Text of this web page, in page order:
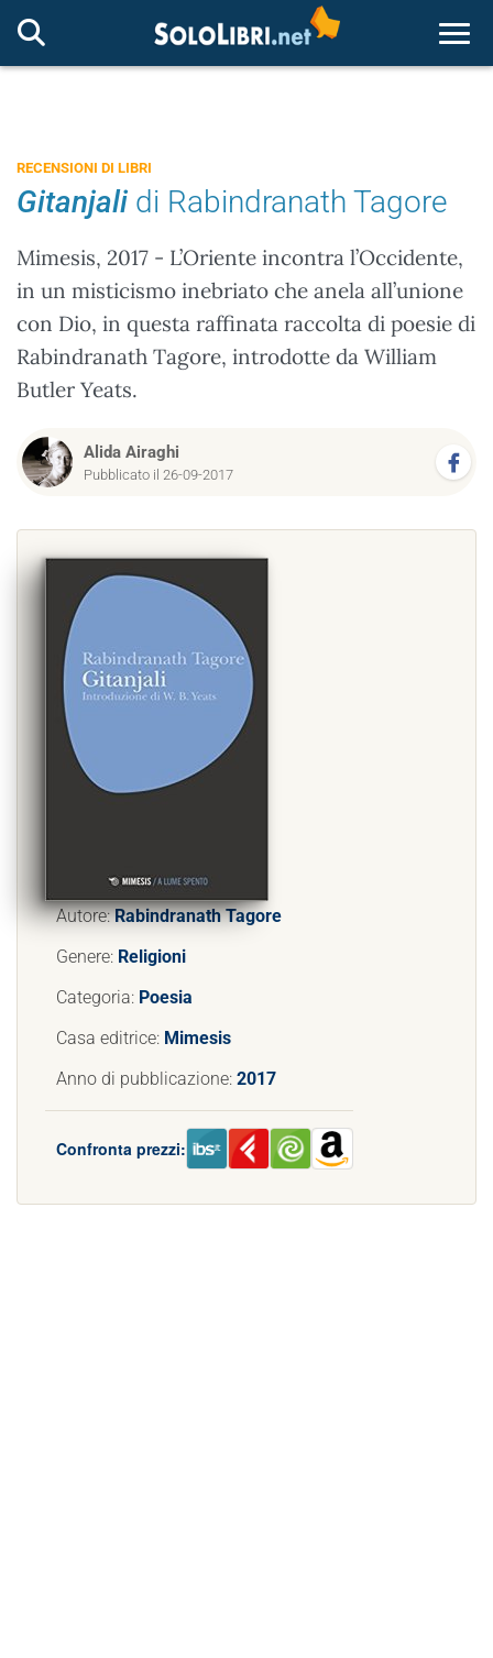
RECENSIONI DI LIBRI
Gitanjali di Rabindranath Tagore
Mimesis, 2017 - L’Oriente incontra l’Occidente,
in un misticismo inebriato che anela all’unione
con Dio, in questa raffinata raccolta di poesie di
Rabindranath Tagore, introdotte da William
Butler Yeats.
Alida Airaghi
Pubblicato il 26-09-2017
Autore:Rabindranath Tagore
Genere: Religioni
Categoria: Poesia
Casa editrice: Mimesis
Anno di pubblicazione: 2017
Confronta prezzi: